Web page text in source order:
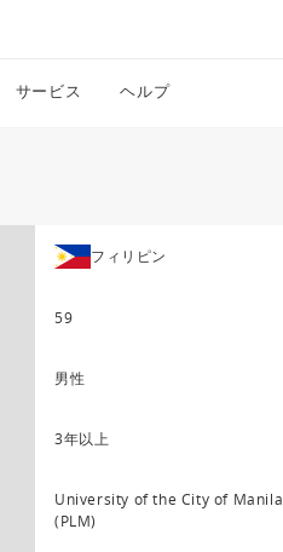
サービス ヘルプ
フィリピン
59
男性
3年以上
University of the City of Manila
(PLM)